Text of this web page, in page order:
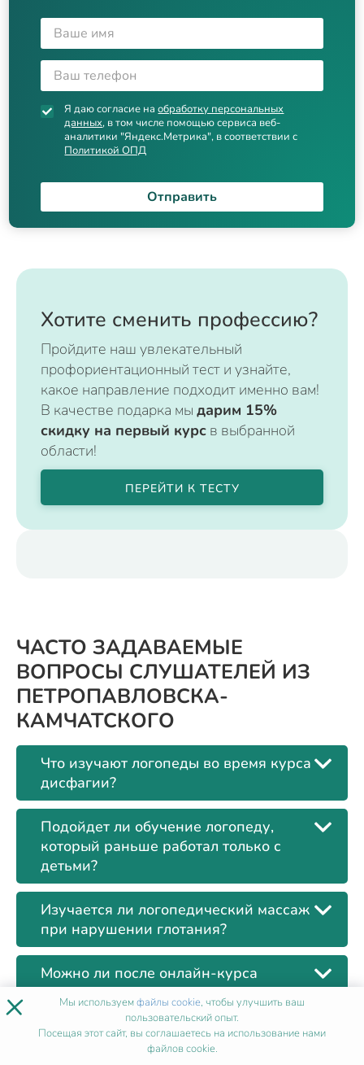
Я даю согласие наобработку персональных
данных, в том числе помощью сервиса веб-
аналитики "Яндекс.Метрика", в соответствии с
Политикой ОПД
Отправить
Хотите сменить профессию?
Пройдите наш увлекательный
профориентационный тест и узнайте,
какое направление подходит именно вам!
В качестве подарка мы дарим 15%
скидку на первый курс в выбранной
области!
ПЕРЕЙТИ К ТЕСТУ
ЧАСТО ЗАДАВАЕМЫЕ
ВОПРОСЫ СЛУШАТЕЛЕЙ ИЗ
ПЕТРОПАВЛОВСКА-
КАМЧАТСКОГО
Что изучают логопеды во время курса
дисфагии?
Подойдет ли обучение логопеду,
который раньше работал только с
детьми?
Изучается ли логопедический массаж
при нарушении глотания?
Можно ли после онлайн-курса
дисфагии работать с пожилыми
пациентами?
Вносится ли удостоверение о
× Мы используемфайлы cookie, чтобы улучшить ваш
пользовательский опыт.
Посещая этот сайт, вы соглашаетесь на использование нами
файлов cookie.